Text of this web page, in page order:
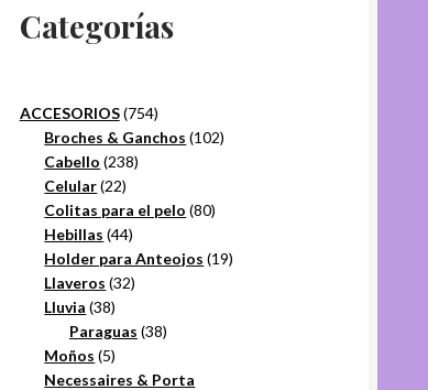
Categorías
ACCESORIOS 754754
productos
Broches & Ganchos 102102
Cabello 238238
Celular 2222
productos
Colitas para el pelo 8080
Hebillas 4444
productos
Holder para Anteojos 1919
Llaveros 3232
Lluvia 3838
productos
Paraguas 3838
Moños 55
productos
Necessaires & Porta